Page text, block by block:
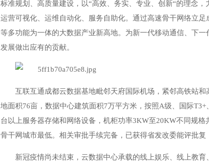
标准规划、高质量建设，以“高效、务实、专业、创新“的理念
运营可视化、运维自动化、服务自助化。通过高速骨干网络立
等多功能为一体的大数据产业新高地。为新一代移动通信、下
发展做出应有的贡献。
互联互通成都云数据基地毗邻天府国际机场，紧邻高铁站
地面积76亩，数据中心建筑面积7万平方米，按照A级、国际
台以上服务器存储和网络设备，机柜功率3KW至20KW不同规
骨干网城市最低。相关审批手续完备，已获得省发改委能评批复
新冠疫情尚未结束，云数据中心承载的线上娱乐、线上教